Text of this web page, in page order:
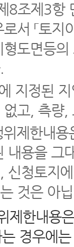
제8조제3
서 「토
도면등
지정된
고, 측량
위제한내
내용을 그
신청토지
것은 아
제한내용
경우에